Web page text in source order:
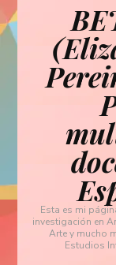
Esta es mi
investigación en
Arte y mucho
Estudios